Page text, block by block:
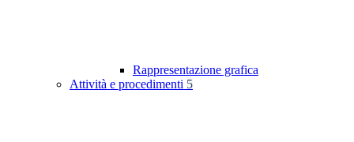
Rappresentazione grafica
Attività e procedimenti 5